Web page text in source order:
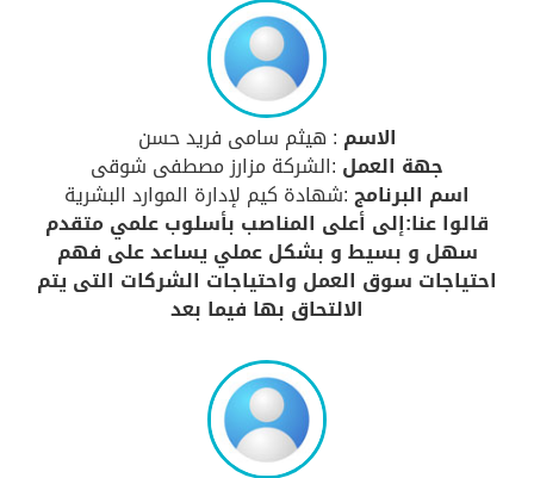
الاسم : هيثم سامى فريد حسن
جهة العمل :الشركة مزارز مصطفى شوقى
اسم البرنامج:شهادة كيم لإدارة الموارد البشرية
قالوا عنا:إلى أعلى المناصب بأسلوب علمي متقدم
سهل و بسيط و بشكل عملي يساعد على فهم
احتياجات سوق العمل واحتياجات الشركات التى يتم
الالتحاق بها فيما بعد